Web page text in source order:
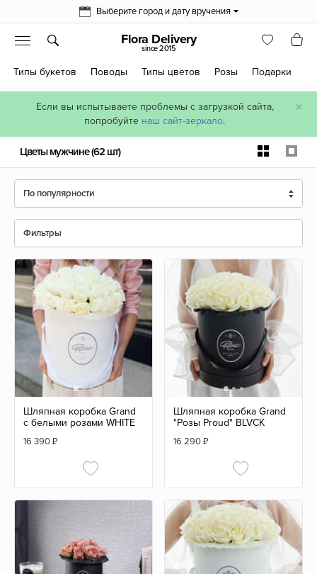
×
Если вы испытываете проблемы с загрузкой сайта,
попробуйте наш сайт-зеркало.
Выберите город и дату вручения
Flora Delivery
since 2015
Типы букетов Поводы Типы цветов Розы Подарки
Цветы мужчине(62 шт)
По популярности
Фильтры
Шляпная коробка Grand
с белыми розами WHITE
16 390₽
Шляпная коробка Grand
"Розы Proud" BLVCK
16 290₽